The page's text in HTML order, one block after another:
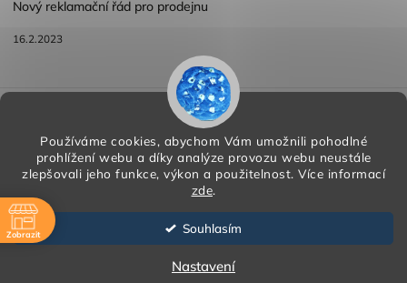
Používáme cookies, abychom Vám umožnili pohodlné
prohlížení webu a díky analýze provozu webu neustále
zlepšovali jeho funkce, výkon a použitelnost. Více informací
zde.
Souhlasím
Nastavení
Nový reklamační řád pro prodejnu
16.2.2023
Reklamace a vracení zboží
Podmínky ochrany osobních údajů
Copyright 2026 HORA PP s.r.o.
Shoptet | Design
Zobrazit